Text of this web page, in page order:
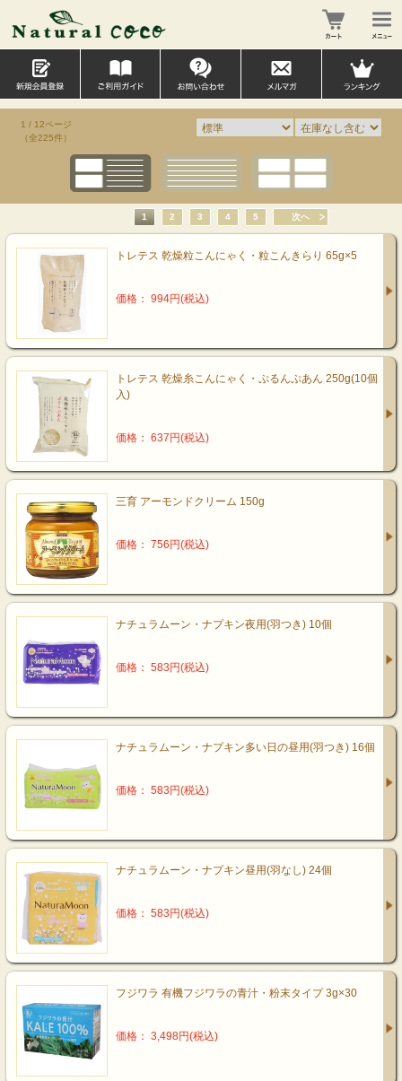
1 / 12ページ
（全225件）
1 2 3 4 5 次へ
トレテス 乾燥粒こんにゃく・粒こんきらり 65g×5
価格： 994円(税込)
トレテス 乾燥糸こんにゃく・ぷるんぷあん 250g(10個
入)
価格： 637円(税込)
三育 アーモンドクリーム 150g
価格： 756円(税込)
ナチュラムーン・ナプキン夜用(羽つき) 10個
価格： 583円(税込)
ナチュラムーン・ナプキン多い日の昼用(羽つき) 16個
価格： 583円(税込)
ナチュラムーン・ナプキン昼用(羽なし) 24個
価格： 583円(税込)
フジワラ 有機フジワラの青汁・粉末タイプ 3g×30
価格： 3,498円(税込)